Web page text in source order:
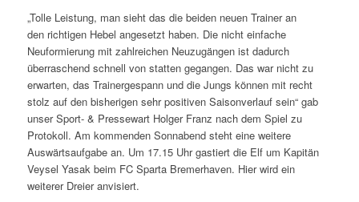
„Tolle Leistung, man sieht das die beiden neuen Trainer an
den richtigen Hebel angesetzt haben. Die nicht einfache
Neuformierung mit zahlreichen Neuzugängen ist dadurch
überraschend schnell von statten gegangen. Das war nicht zu
erwarten, das Trainergespann und die Jungs können mit recht
stolz auf den bisherigen sehr positiven Saisonverlauf sein“ gab
unser Sport- & Pressewart Holger Franz nach dem Spiel zu
Protokoll. Am kommenden Sonnabend steht eine weitere
Auswärtsaufgabe an. Um 17.15 Uhr gastiert die Elf um Kapitän
Veysel Yasak beim FC Sparta Bremerhaven. Hier wird ein
weiterer Dreier anvisiert.